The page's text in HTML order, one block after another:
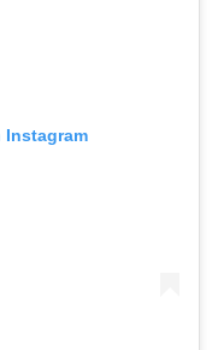
Instagram